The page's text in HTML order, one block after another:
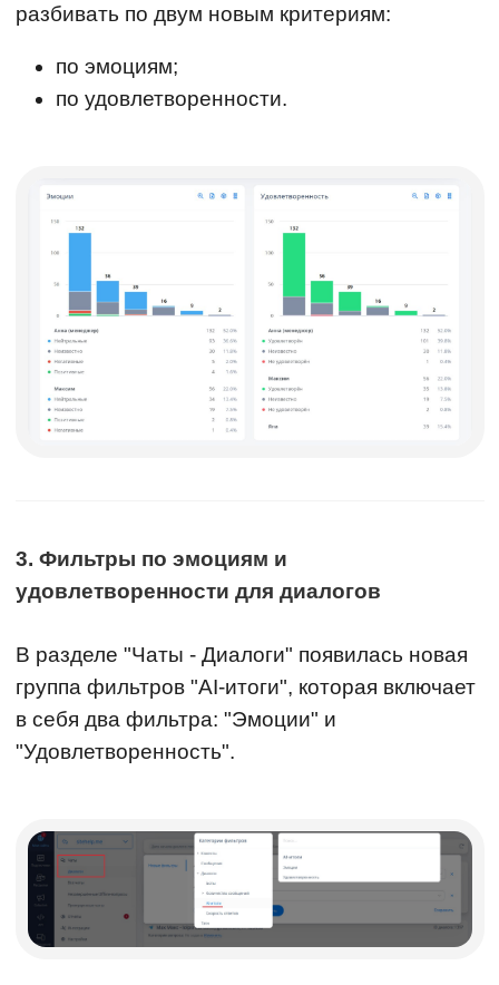
разбивать по двум новым критериям:
по эмоциям;
по удовлетворенности.
3. Фильтры по эмоциям и
удовлетворенности для диалогов
В разделе "Чаты - Диалоги" появилась новая
группа фильтров "AI-итоги", которая включает
в себя два фильтра: "Эмоции" и
"Удовлетворенность".